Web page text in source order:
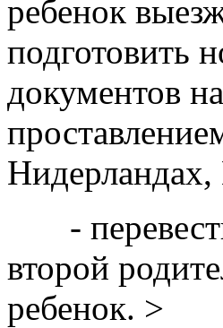
ребенок
подготовить
документов
- перевести
второй
ребенок. >